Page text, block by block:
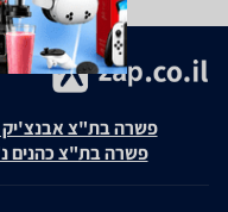
פשרה בת"צ אבנצ'יק נ' זאפ
פשרה בת"צ כהנים נ' זאפ